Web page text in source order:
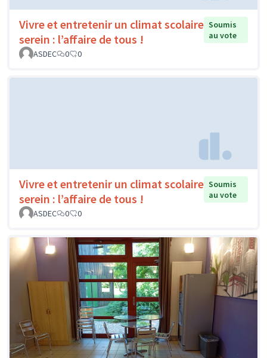
Vivre et entretenir un climat scolaire
serein : l’affaire de tous !
Soumis
au vote
ASDEC
0 0
Vivre et entretenir un climat scolaire
serein : l’affaire de tous !
Soumis
au vote
ASDEC
0 0